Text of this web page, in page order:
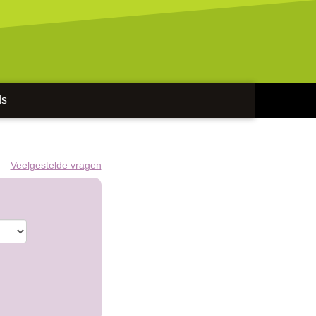
Veelgestelde vragen